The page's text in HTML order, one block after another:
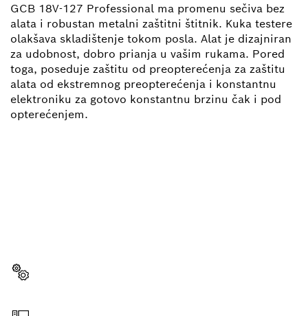
GCB 18V-127 Professional ma promenu sečiva bez
alata i robustan metalni zaštitni štitnik. Kuka testere
olakšava skladištenje tokom posla. Alat je dizajniran
za udobnost, dobro prianja u vašim rukama. Pored
toga, poseduje zaštitu od preopterećenja za zaštitu
alata od ekstremnog preopterećenja i konstantnu
elektroniku za gotovo konstantnu brzinu čak i pod
opterećenjem.